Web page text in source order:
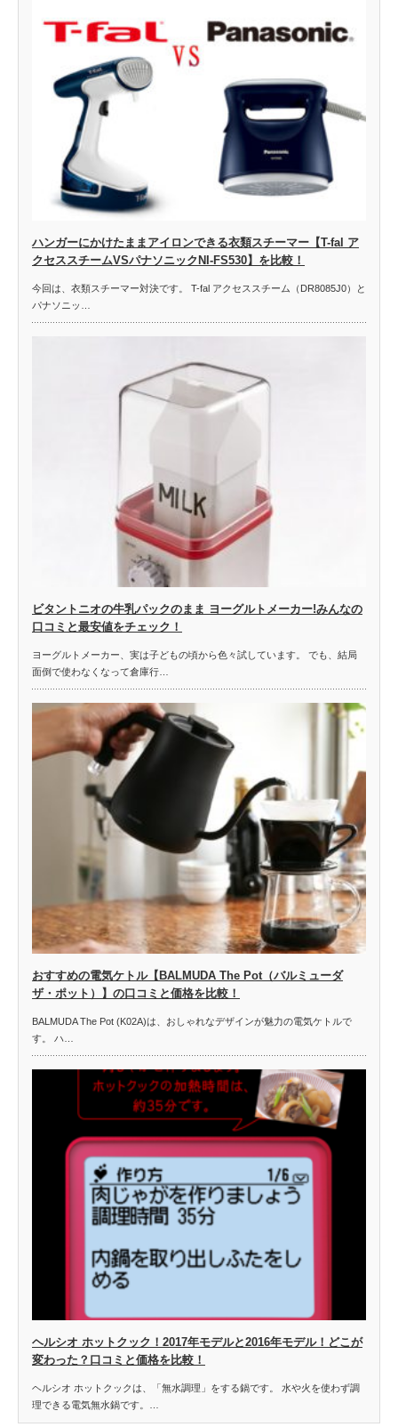
ハンガーにかけたままアイロンできる衣類スチーマー【T-fal ア
クセススチームVSパナソニックNI-FS530】を比較！
今回は、衣類スチーマー対決です。 T-fal アクセススチーム（DR8085J0）と
パナソニッ…
ビタントニオの牛乳パックのまま ヨーグルトメーカー!みんなの
口コミと最安値をチェック！
ヨーグルトメーカー、実は子どもの頃から色々試しています。 でも、結局
面倒で使わなくなって倉庫行…
おすすめの電気ケトル【BALMUDA The Pot（バルミューダ
ザ・ポット）】の口コミと価格を比較！
BALMUDA The Pot (K02A)は、おしゃれなデザインが魅力の電気ケトルで
す。 ハ…
ヘルシオ ホットクック！2017年モデルと2016年モデル！どこが
変わった？口コミと価格を比較！
ヘルシオ ホットクックは、「無水調理」をする鍋です。 水や火を使わず調
理できる電気無水鍋です。…